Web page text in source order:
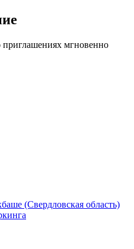
приглашениях мгновенно
(Свердловская область)